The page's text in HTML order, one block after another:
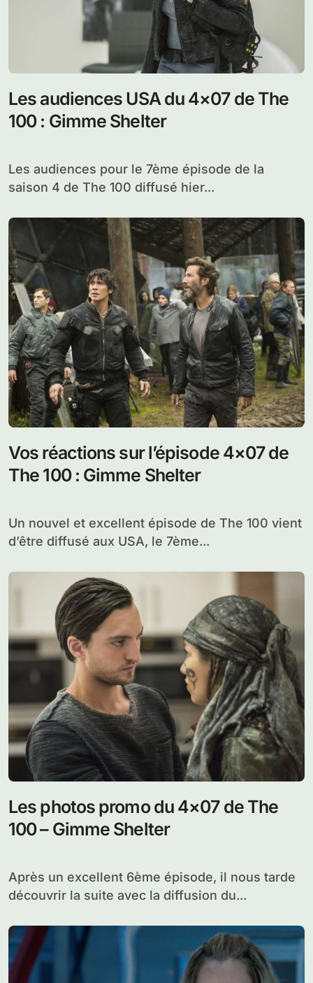
Les audiences USA du 4×07 de The
100 : Gimme Shelter
Les audiences pour le 7ème épisode de la
saison 4 de The 100 diffusé hier...
Vos réactions sur l’épisode 4×07 de
The 100 : Gimme Shelter
Un nouvel et excellent épisode de The 100 vient
d’être diffusé aux USA, le 7ème...
Les photos promo du 4×07 de The
100 – Gimme Shelter
Après un excellent 6ème épisode, il nous tarde
découvrir la suite avec la diffusion du...